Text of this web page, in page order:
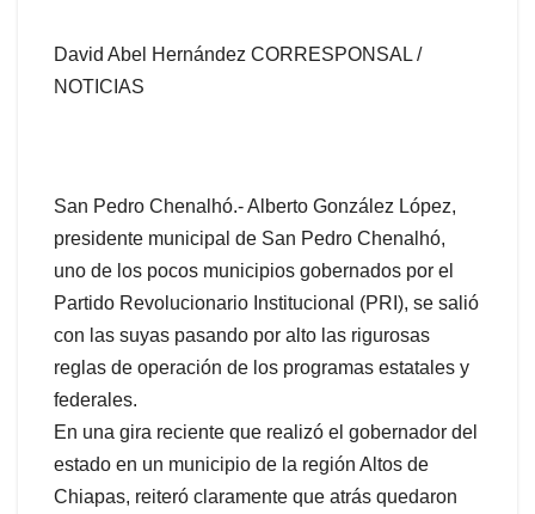
David Abel Hernández CORRESPONSAL /
NOTICIAS
San Pedro Chenalhó.- Alberto González López,
presidente municipal de San Pedro Chenalhó,
uno de los pocos municipios gobernados por el
Partido Revolucionario Institucional (PRI), se salió
con las suyas pasando por alto las rigurosas
reglas de operación de los programas estatales y
federales.
En una gira reciente que realizó el gobernador del
estado en un municipio de la región Altos de
Chiapas, reiteró claramente que atrás quedaron